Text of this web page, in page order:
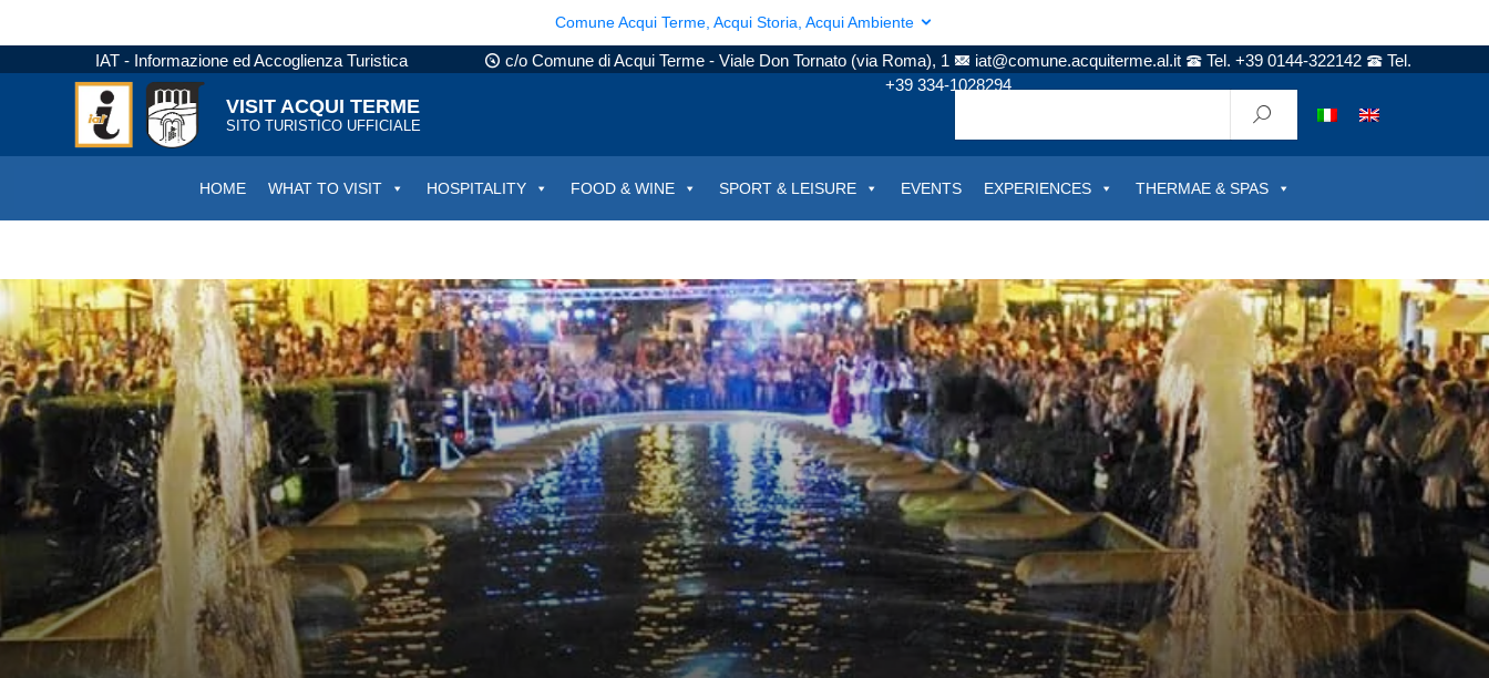
Comune Acqui Terme, Acqui Storia, Acqui Ambiente
IAT - Informazione ed Accoglienza Turistica c/o Comune di Acqui Terme - Viale Don Tornato (via Roma), 1 iat@comune.acquiterme.al.it Tel. +39 0144-322142
Tel.
+39 334-1028294
VISIT ACQUI TERME
SITO TURISTICO UFFICIALE
HOME WHAT TO VISIT HOSPITALITY FOOD & WINE SPORT & LEISURE EVENTS EXPERIENCES THERMAE & SPAS